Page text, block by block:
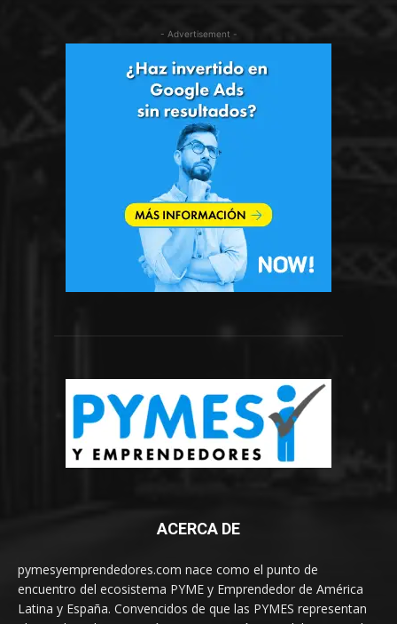
- Advertisement -
ACERCA DE
pymesyemprendedores.com nace como el punto de
encuentro del ecosistema PYME y Emprendedor de América
Latina y España. Convencidos de que las PYMES representan